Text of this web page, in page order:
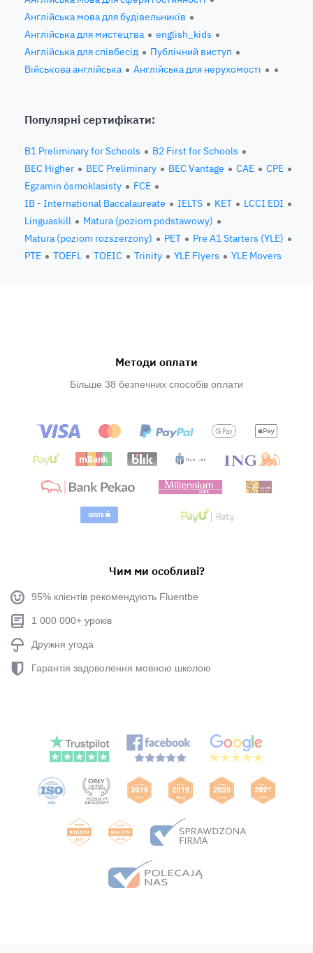
Англійська мова для будівельників
Англійська для мистецтва
english_kids
Англійська для співбесід
Публічний виступ
Військова англійська
Англійська для нерухомості
Популярні сертифікати:
B1 Preliminary for Schools
B2 First for Schools
BEC Higher
BEC Preliminary BEC Vantage CAE
CPE
Egzamin ósmoklasisty
FCE
IB - International Baccalaureate
IELTS KET
LCCI EDI
Linguaskill
Matura (poziom podstawowy)
Matura (poziom rozszerzony)
PET
Pre A1 Starters (YLE)
PTE
TOEFL TOEIC Trinity YLE Flyers YLE Movers
Методи оплати
Більше 38 безпечних способів оплати
Чим ми особливі?
95% клієнтів рекомендують Fluentbe
1 000 000+ уроків
Дружня угода
Гарантія задоволення мовною школою